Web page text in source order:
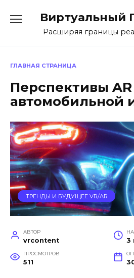
содержанию
Виртуальный
Расширяя границы
ГЛАВНАЯ СТРАНИЦА
Перспективы AR
автомобильной
ТРЕНДЫ И БУДУЩЕЕ VR/AR
АВТОР
vrcontent 3
ПРОСМОТРОВ
511